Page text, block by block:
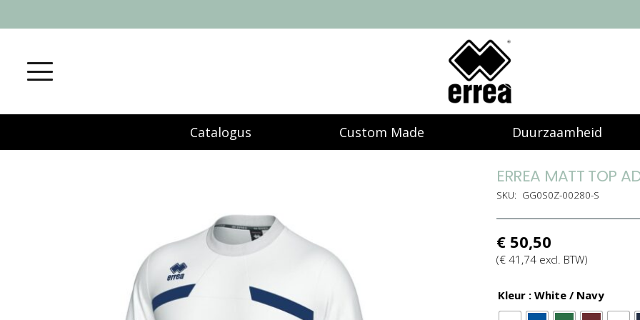
Catalogus Custom Made Duurzaamheid
ERREA MATT TOP
SKU: GG0S0Z-00280-S
€50,50
(€41,74excl. BTW)
Kleur : White / Navy